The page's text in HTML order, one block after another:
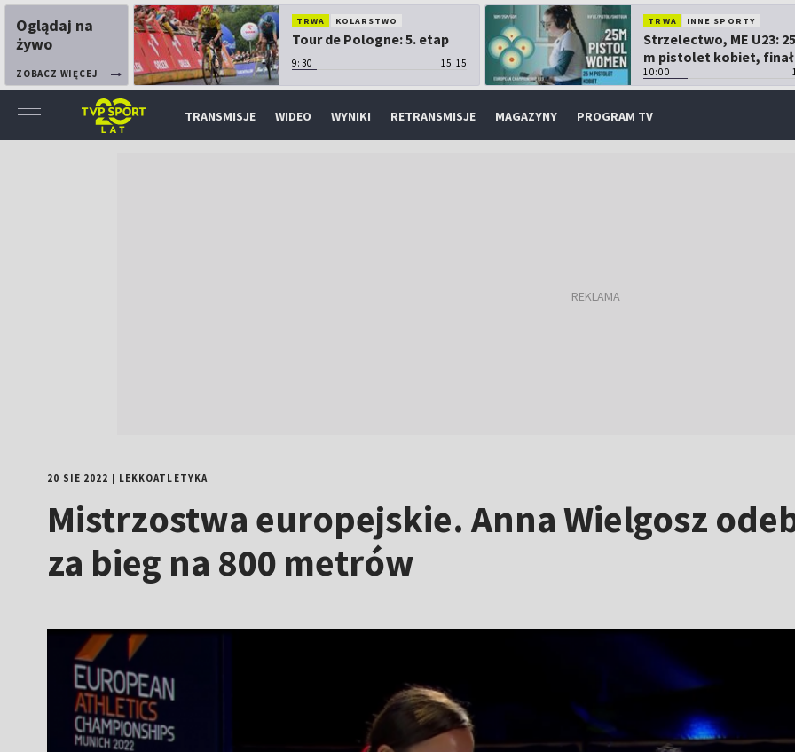
Oglądaj na
żywo
ZOBACZ WIĘCEJ
TRWA KOLARSTWO
Tour de Pologne: 5. etap
9:30 15:15
TRWA INNE SPORTY
Strzelectwo, ME U23:
m pistolet kobiet, finał
10:00
TRANSMISJE WIDEO WYNIKI RETRANSMISJE MAGAZYNY PROGRAM TV
20 SIE 2022 LEKKOATLETYKA
Mistrzostwa europejskie. Anna Wielgosz
za bieg na 800 metrów